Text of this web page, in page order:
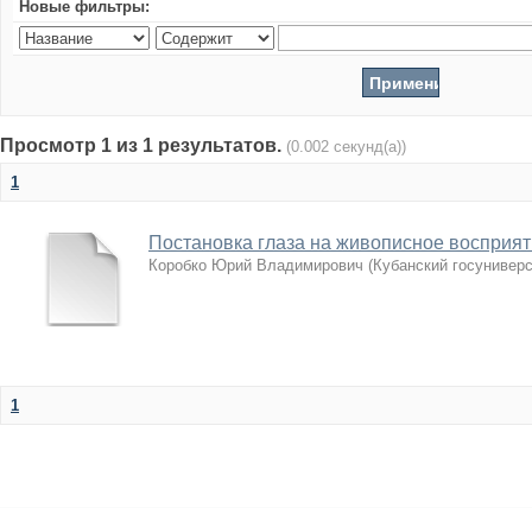
Новые фильтры:
Просмотр 1 из 1 результатов. (0.002 секунд(а))
1
Постановка глаза на живописное
Коробко Юрий Владимирович (Кубанский
1